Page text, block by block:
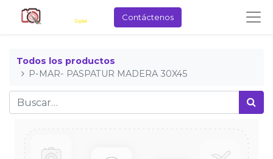
Contáctenos
Todos los productos
P-MAR- PASPATUR MADERA 30X45